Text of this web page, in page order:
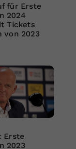
für Erste
2024
Tickets
von 2023
Erste
2023